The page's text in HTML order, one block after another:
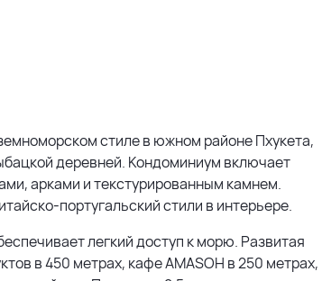
стиле в южном районе Пхукета,
деревней. Кондоминиум включает
арками и текстурированным камнем.
португальский стили в интерьере.
легкий доступ к морю. Развитая
в 450 метрах, кафе AMASOH в 250 метрах,